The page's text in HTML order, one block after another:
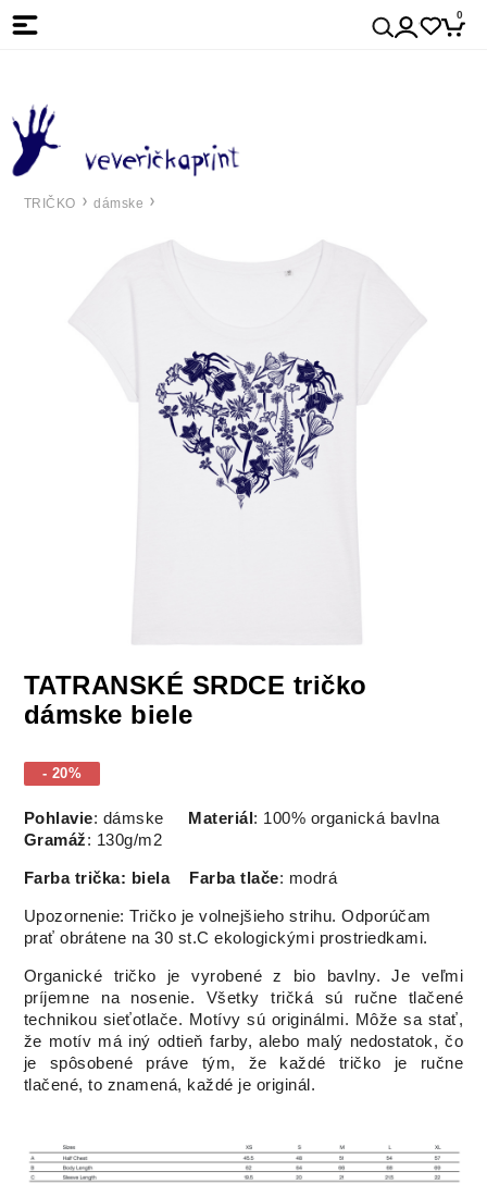
0
TRIČKO dámske
TATRANSKÉ SRDCE tričko
dámske biele
- 20%
Pohlavie: dámske Materiál : 100% organická bavlna
Gramáž: 130g/m2
Farba trička: biela Farba tlače: modrá
Upozornenie: Tričko je volnejšieho strihu. Odporúčam
prať obrátene na 30 st.C ekologickými prostriedkami.
Organické tričko je vyrobené z bio bavlny. Je veľmi
príjemne na nosenie. Všetky tričká sú ručne tlačené
technikou sieťotlače. Motívy sú originálmi. Môže sa stať,
že motív má iný odtieň farby, alebo malý nedostatok, čo
je spôsobené práve tým, že každé tričko je ručne
tlačené, to znamená, každé je originál.